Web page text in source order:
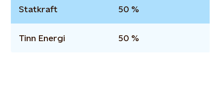
Statkraft 50 %
Tinn Energi 50 %